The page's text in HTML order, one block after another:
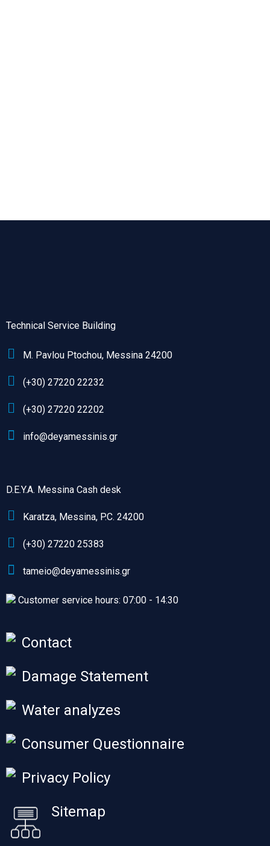
Technical Service Building
M. Pavlou Ptochou, Messina 24200
(+30) 27220 22232
(+30) 27220 22202
info@deyamessinis.gr
D.E.Y.A. Messina Cash desk
Karatza, Messina, P.C. 24200
(+30) 27220 25383
tameio@deyamessinis.gr
Customer service hours: 07:00 - 14:30
Contact
Damage Statement
Water analyzes
Consumer Questionnaire
Privacy Policy
Sitemap